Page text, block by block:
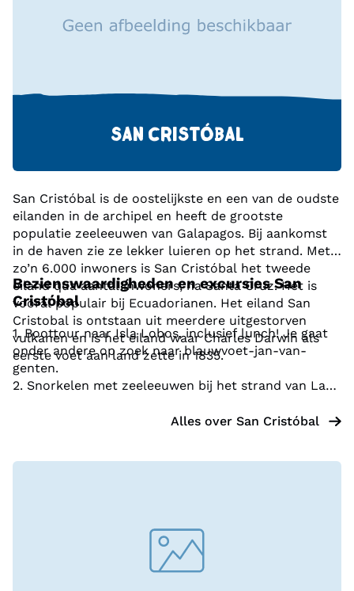
SAN CRISTÓBAL
San Cristóbal is de oostelijkste en een van de oudste
eilanden in de archipel en heeft de grootste
populatie zeeleeuwen van Galapagos. Bij aankomst
in de haven zie ze lekker luieren op het strand. Met
zo’n 6.000 inwoners is San Cristóbal het tweede
eiland qua aantal inwoners, na Santa Cruz. Het is
vooral populair bij Ecuadorianen. Het eiland San
Cristobal is ontstaan uit meerdere uitgestorven
vulkanen en is het eiland waar Charles Darwin als
eerste voet aan land zette in 1835.
Bezienswaardigheden en excursies San
Cristóbal
1. Boottour naar Isla Lobos, inclusief lunch! Je gaat
onder andere op zoek naar blauwvoet-jan-van-
genten.
2. Snorkelen met zeeleeuwen bij het strand van La
4. Duiken/snorkelen bij Kicker Rock Island
Alles over San Cristóbal